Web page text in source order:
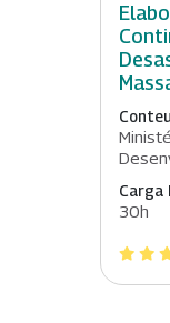
Carga
30h